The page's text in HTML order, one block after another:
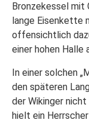
Bronzekessel mit
lange Eisenkette
offensichtlich
einer hohen Halle
In einer solchen
den späteren
der Wikinger nicht
hielt ein